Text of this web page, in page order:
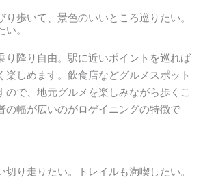
り歩いて、景色のいいところ巡りたい。
。
り降り自由。駅に近いポイントを巡れば
楽しめます。飲食店などグルメスポット
ので、地元グルメを楽しみながら歩くこ
の幅が広いのがロゲイニングの特徴で
切り走りたい。トレイルも満喫したい。